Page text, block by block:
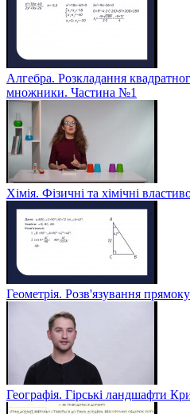
Алгебра. Розкладання
множники. Частина №1
Хімія. Фізичні та хімічні
Геометрія. Розв'язування
Географія. Гірські ландшафти